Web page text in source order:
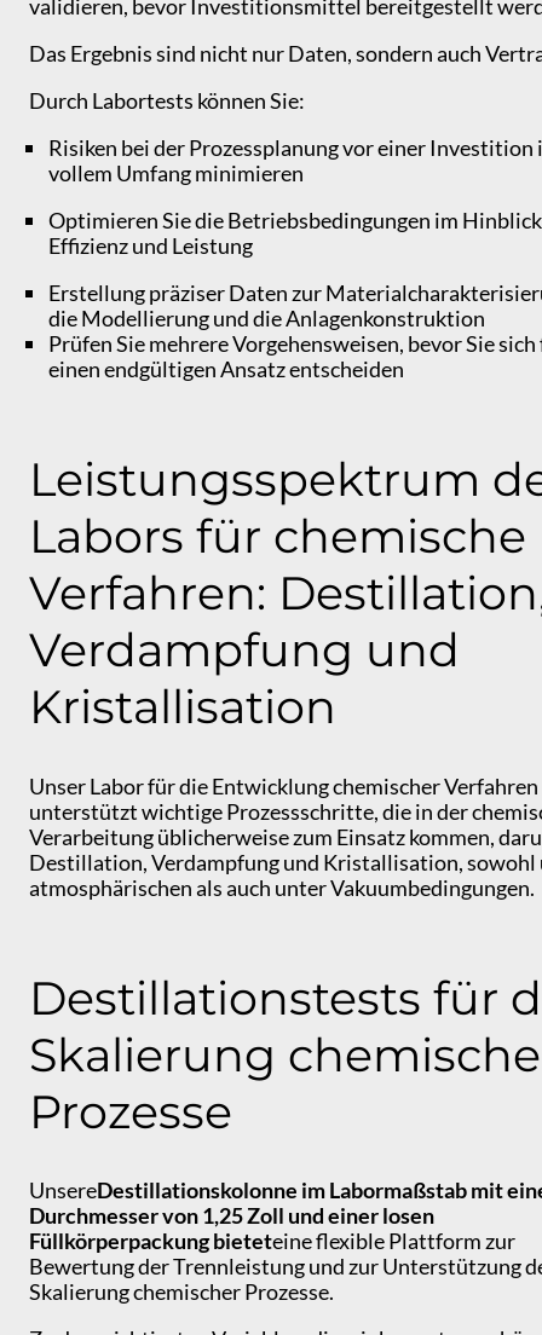
validieren, bevor Investitionsmittel bereitgestellt
Das Ergebnis sind nicht nur Daten, sondern auch
Durch Labortests können Sie:
Risiken bei der Prozessplanung vor einer Investition
vollem Umfang minimieren
Optimieren Sie die Betriebsbedingungen im
Effizienz und Leistung
Erstellung präziser Daten zur
die Modellierung und die Anlagenkonstruktion
Prüfen Sie mehrere Vorgehensweisen, bevor Sie
einen endgültigen Ansatz entscheiden
Leistungsspektrum
Labors für chemische
Verfahren:
Verdampfung und
Kristallisation
Unser Labor für die Entwicklung chemischer Verfahren
unterstützt wichtige Prozessschritte, die in der
Verarbeitung üblicherweise zum Einsatz kommen,
Destillation, Verdampfung und Kristallisation, sowohl
atmosphärischen als auch unter Vakuumbedingungen.
Destillationstests für
Skalierung
Prozesse
UnsereDestillationskolonne im Labormaßstab mit
Durchmesser von 1,25 Zoll und einer losen
Füllkörperpackung bieteteine flexible Plattform zur
Bewertung der Trennleistung und zur Unterstützung
Skalierung chemischer Prozesse.